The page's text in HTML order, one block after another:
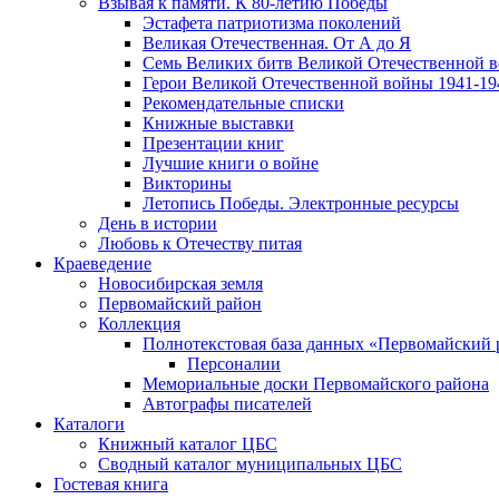
Эcтафета патриотизма поколений
Великая Отечественная. От А до Я
Семь Великих битв Великой Отечественной
Герои Великой Отечественной войны 1941-
Рекомендательные списки
Книжные выставки
Презентации книг
Лучшие книги о войне
Викторины
Летопись Победы. Электронные ресурсы
День в истории
Любовь к Отечеству питая
Краеведение
Новосибирская земля
Первомайский район
Коллекция
Полнотекстовая база данных «Первомайский
Персоналии
Мемориальные доски Первомайского района
Автографы писателей
Каталоги
Книжный каталог ЦБС
Сводный каталог муниципальных ЦБС
Гостевая книга